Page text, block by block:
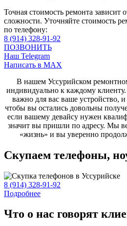
Точная стоимость ремонта зависит
сложности. Уточняйте стоимость
по телефону:
8 (914) 328-91-92
ПОЗВОНИТЬ
Наш Telegram
Написать в MAX
В нашем Уссурийском
индивидуально к каждому
важно для вас ваше устройство,
чтобы вы остались довольны
если вашему девайсу нужен
значит вы пришли по адресу. Мы
«жизнь» и вы уверенно
Скупаем телефоны,
8 (914) 328-91-92
Подробнее
Что о нас говорят